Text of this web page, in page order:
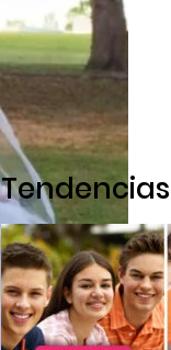
Tendencias